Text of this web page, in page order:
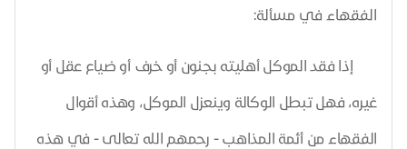
الفقهاء في مسألة:
إذا فقد الموكل أهليته بجنون أو خرف أو ضياع عقل أو
غيره، فهل تبطل الوكالة وينعزل الموكل، وهذه أقوال
الفقهاء من أئمة المذاهب - رحمهم الله تعالى - في هذه